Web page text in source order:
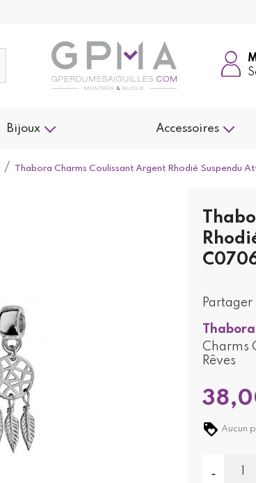
Bijoux Accessoires
Thabora Charms Coulissant Argent Rhodié Suspendu
Partager
Thabora
Charms
Rêves
Aucun